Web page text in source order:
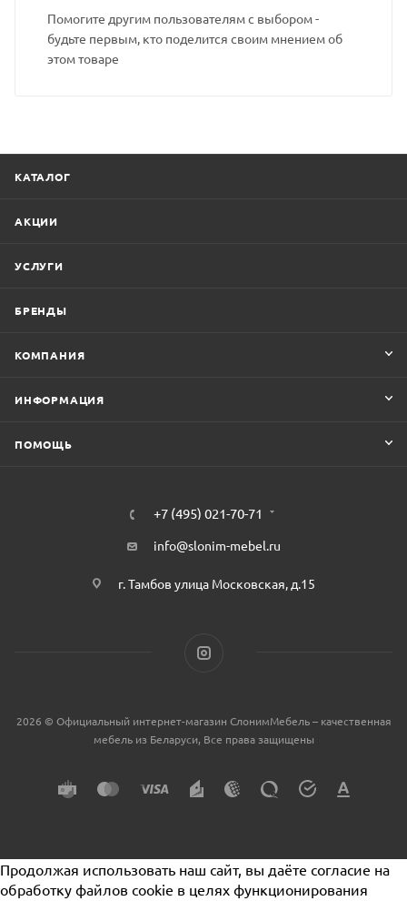
Помогите другим пользователям с выбором -
будьте первым, кто поделится своим мнением об
этом товаре
КАТАЛОГ
АКЦИИ
УСЛУГИ
БРЕНДЫ
КОМПАНИЯ
ИНФОРМАЦИЯ
ПОМОЩЬ
+7 (495) 021-70-71
info@slonim-mebel.ru
г. Тамбов улица Московская, д.15
2026 © Официальный интернет-магазин СлонимМебель – качественная
мебель из Беларуси, Все права защищены
Продолжая использовать наш сайт, вы даёте согласие на
обработку файлов cookie в целях функционирования